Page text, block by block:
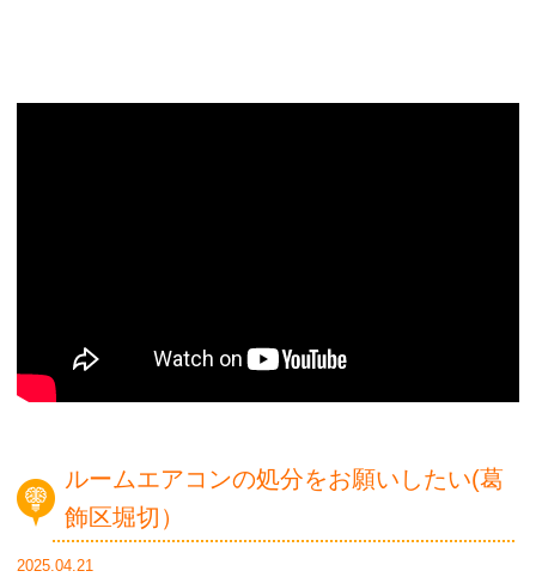
ルームエアコンの処分をお願いしたい(葛
飾区堀切）
2025.04.21